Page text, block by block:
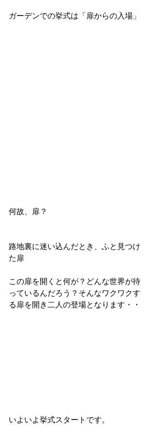
ガーデンでの挙式は「扉からの入場」
何故、扉？
路地裏に迷い込んだとき、ふと見つけ
た扉
この扉を開くと何が？どんな世界が待
っているんだろう？そんなワクワクす
る扉を開き二人の登場となります・・
いよいよ挙式スタートです。